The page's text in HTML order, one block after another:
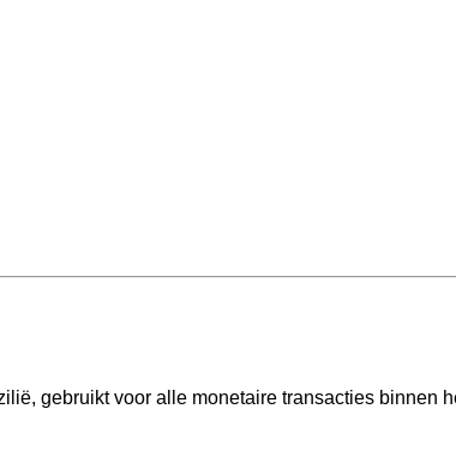
gebruikt voor alle monetaire transacties binnen